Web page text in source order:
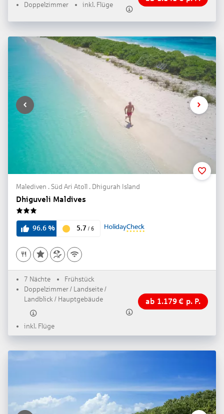
Doppelzimmer inkl. Flüge
Malediven . Süd Ari Atoll . Dhigurah Island
Dhiguveli Maldives
96.6% 5.7 / 6
7 Nächte
Frühstück
Doppelzimmer / Landseite /
Landblick / Hauptgebäude
inkl. Flüge
ab 1.179€ p. P.